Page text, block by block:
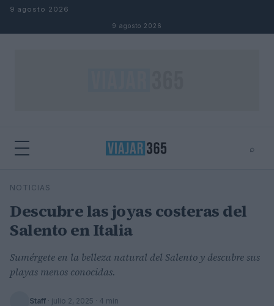
Saltar al contenido
9 agosto 2026
9 agosto 2026
⌕
Buscar
NOTICIAS
Descubre las joyas costeras del
Salento en Italia
Sumérgete en la belleza natural del Salento y descubre sus
playas menos conocidas.
Staff · julio 2, 2025 · 4 min